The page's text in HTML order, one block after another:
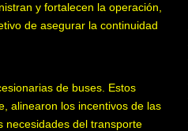
y fortalecen la operación,
de asegurar la continuidad
de buses. Estos
alinearon los incentivos de las
necesidades del transporte